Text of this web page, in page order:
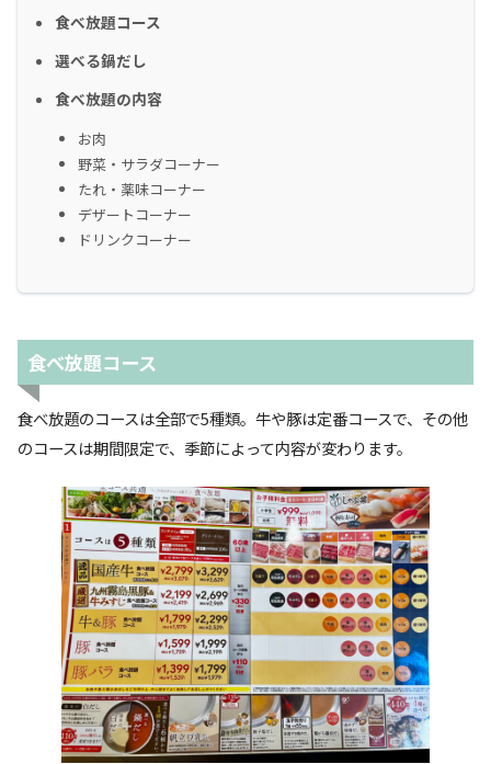
食べ放題コース
選べる鍋だし
食べ放題の内容
お肉
野菜・サラダコーナー
たれ・薬味コーナー
デザートコーナー
ドリンクコーナー
食べ放題コース
食べ放題のコースは全部で5種類。牛や豚は定番コースで、その他
のコースは期間限定で、季節によって内容が変わります。